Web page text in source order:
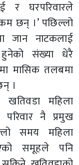
र घरपरिवारले
छन् ।’ पछिल्लो
जान नाटकलाई
संख्या धेरै
मासिक तलबमा
।
महिला
परिवार नै प्रमुख
समय महिला
समूहले पनि